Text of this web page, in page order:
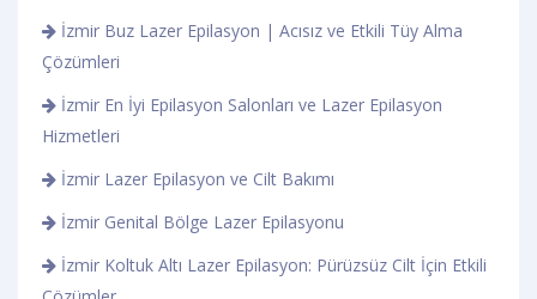
İzmir Buz Lazer Epilasyon | Acısız ve Etkili Tüy Alma
Çözümleri
İzmir En İyi Epilasyon Salonları ve Lazer Epilasyon
Hizmetleri
İzmir Lazer Epilasyon ve Cilt Bakımı
İzmir Genital Bölge Lazer Epilasyonu
İzmir Koltuk Altı Lazer Epilasyon: Pürüzsüz Cilt İçin Etkili